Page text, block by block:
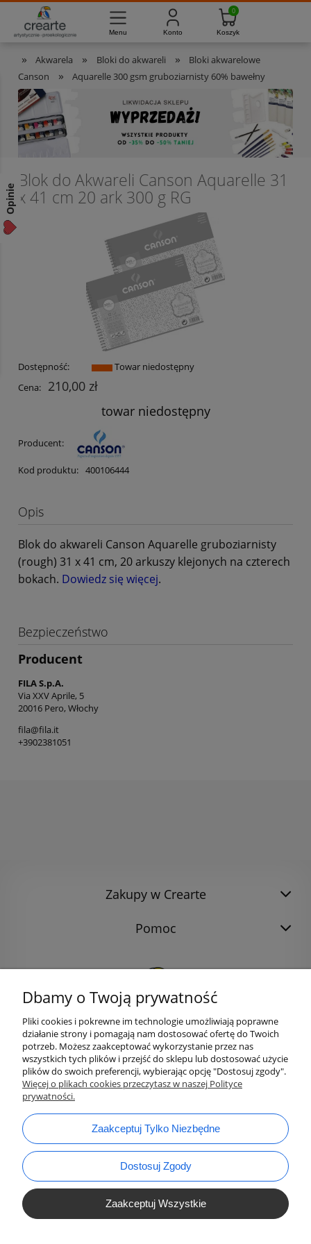
» Akwarela » Bloki do akwareli »
Bloki akwarelowe
Canson
» Aquarelle 300 gsm gruboziarnisty 60% bawełny
Blok do Akwareli Canson Aquarelle 31
x 41 cm 20 ark 300 g RG
Dostępność:
Towar niedostępny
Cena:
210,00 zł
towar niedostępny
Producent:
Kod produktu: 400106444
Opis
Blok do akwareli Canson Aquarelle gruboziarnisty
(rough) 31 x 41 cm, 20 arkuszy klejonych na czterech
bokach. Dowiedz się więcej.
Bezpieczeństwo
Producent
FILA S.p.A.
Via XXV Aprile, 5
20016 Pero, Włochy
fila@fila.it
+3902381051
Zakupy w Crearte
Pomoc
email:bok@ArtykulyDlaPlastykow.pl
Masz pytania? 733-012-789 Pon. - Pt. 8:00 - 16:00
Dbamy o Twoją prywatność
Pliki cookies i pokrewne im technologie umożliwiają poprawne
działanie strony i pomagają nam dostosować ofertę do Twoich
potrzeb. Możesz zaakceptować wykorzystanie przez nas
wszystkich tych plików i przejść do sklepu lub dostosować użycie
plików do swoich preferencji, wybierając opcję "Dostosuj zgody".
Więcej o plikach cookies przeczytasz w naszej Polityce
prywatności.
Zaakceptuj Tylko Niezbędne
Dostosuj Zgody
Zaakceptuj Wszystkie
Opinie